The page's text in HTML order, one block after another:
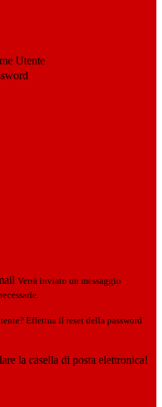
Utente
Verrà inviato un messaggio
Effettua il reset della password
la casella di posta elettronica!